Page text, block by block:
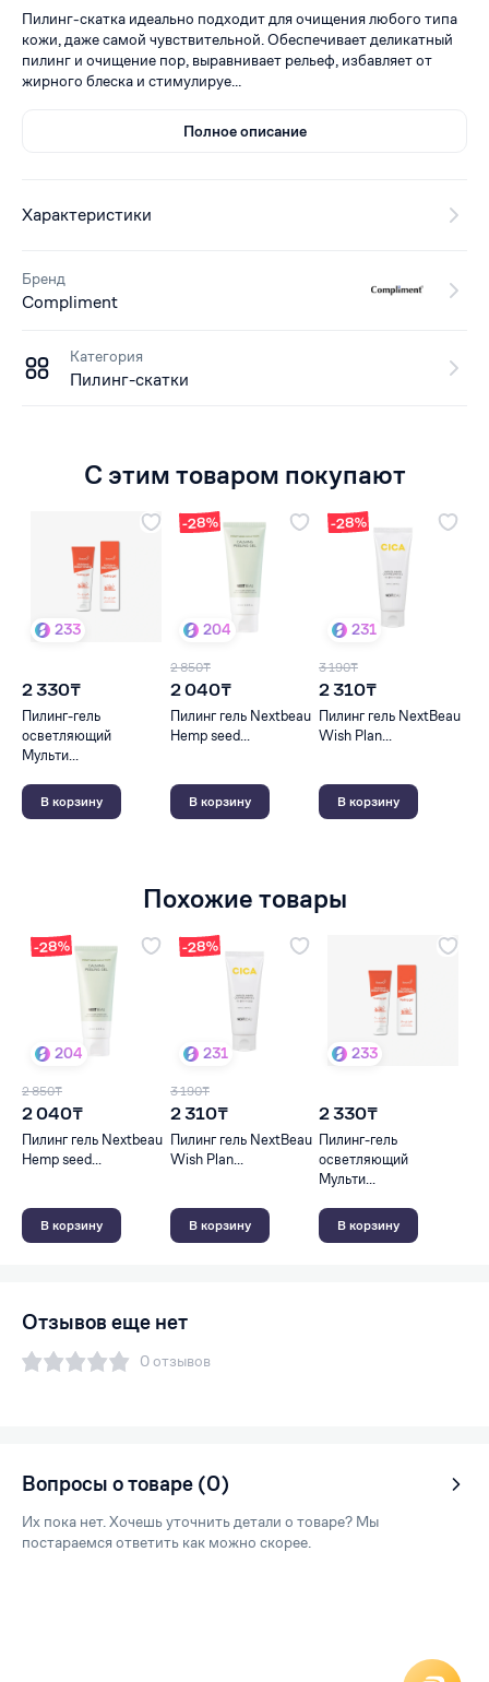
Пилинг-скатка идеально подходит для очищения любого типа
кожи, даже самой чувствительной. Обеспечивает деликатный
пилинг и очищение пор, выравнивает рельеф, избавляет от
жирного блеска и стимулируе...
Полное описание
Характеристики
Бренд
Compliment
Категория
Пилинг-скатки
С этим товаром покупают
233
2 330₸
Пилинг-гель
осветляющий
Мульти...
В корзину
-28%
204
2 850₸
2 040₸
Пилинг гель Nextbeau
Hemp seed...
В корзину
-28%
231
3 190₸
2 310₸
Пилинг гель NextBeau
Wish Plan...
В корзину
Похожие товары
-28%
204
2 850₸
2 040₸
Пилинг гель Nextbeau
Hemp seed...
В корзину
-28%
231
3 190₸
2 310₸
Пилинг гель NextBeau
Wish Plan...
В корзину
233
2 330₸
Пилинг-гель
осветляющий
Мульти...
В корзину
Отзывов еще нет
0 отзывов
Вопросы о товаре (0)
Их пока нет. Хочешь уточнить детали о товаре? Мы
постараемся ответить как можно скорее.